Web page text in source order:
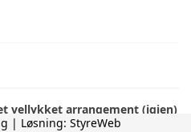
vellykket arrangement (igjen)
| Løsning: StyreWeb